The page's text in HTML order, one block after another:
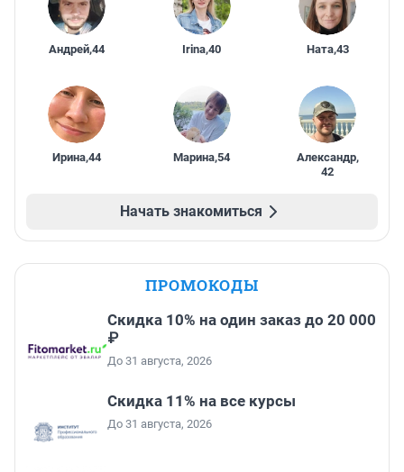
Андрей,44 Irina,40 Ната,43
Ирина,44 Марина,54 Александр,
42
Начать знакомиться
ПРОМОКОДЫ
Скидка 10% на один заказ до 20 000
₽
До 31 августа, 2026
Скидка 11% на все курсы
До 31 августа, 2026